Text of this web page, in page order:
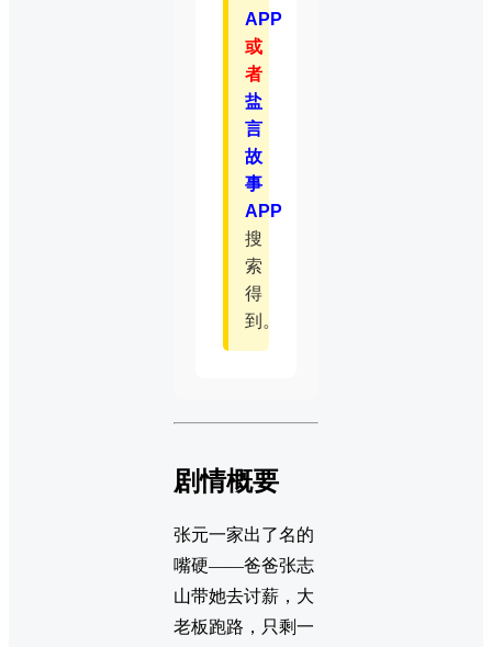
APP
或
者
盐
言
故
事
APP
搜
索
得
到。
剧情概要
张元一家出了名的
嘴硬——爸爸张志
山带她去讨薪，大
老板跑路，只剩一